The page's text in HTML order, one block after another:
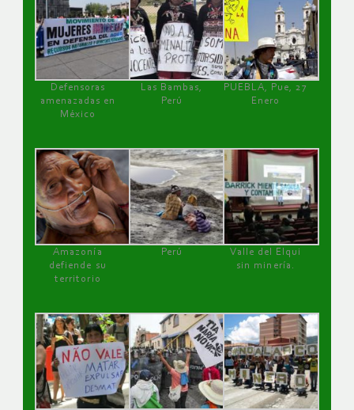
Defensoras
amenazadas en
México
Las Bambas,
Perú
PUEBLA, Pue, 27
Enero
Amazonía
defiende su
territorio
Perú
Valle del Elqui
sin minería.